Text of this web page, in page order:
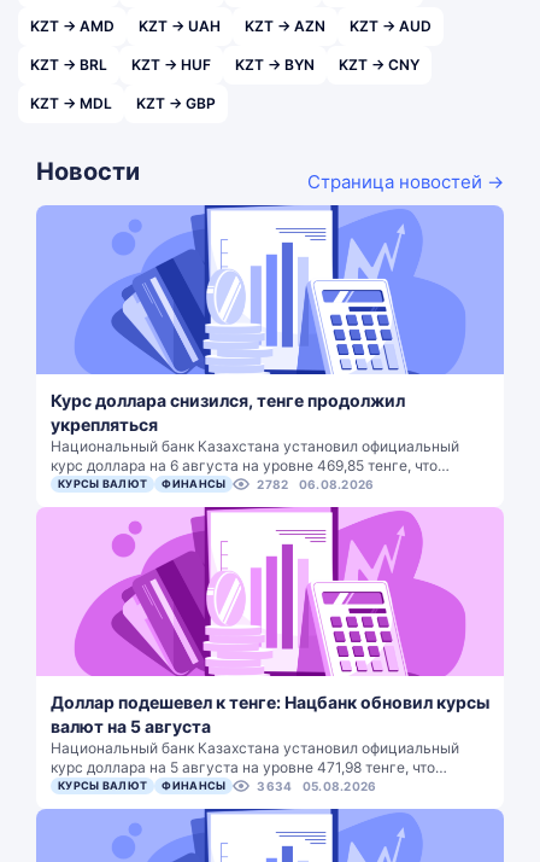
KZT → AMD KZT → UAH KZT → AZN KZT → AUD
KZT → BRL KZT → HUF KZT → BYN KZT → CNY
KZT → MDL KZT → GBP
Новости Страница новостей →
Курс доллара снизился, тенге продолжил
укрепляться
Национальный банк Казахстана установил официальный
курс доллара на 6 августа на уровне 469,85 тенге, что…
КУРСЫ ВАЛЮТ ФИНАНСЫ 2782 06.08.2026
Доллар подешевел к тенге: Нацбанк обновил курсы
валют на 5 августа
Национальный банк Казахстана установил официальный
курс доллара на 5 августа на уровне 471,98 тенге, что…
КУРСЫ ВАЛЮТ ФИНАНСЫ 3634 05.08.2026